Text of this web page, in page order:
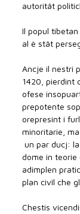
autoritât
Il popul
al è stât
Ancje il nestri
1420, pierdint
ofese
prepotente
orepresint i
minoritarie,
 un par ducj:
dome in
adimplen
plan civîl che
Chestis